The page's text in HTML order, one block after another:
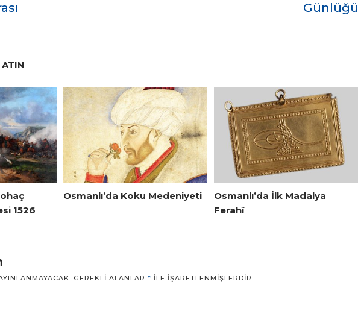
Günlüğü
1526
Osmanlı’da Koku Medeniyeti
Osmanlı’da İlk Madalya
Ferahî
GEREKLI ALANLAR * ILE IŞARETLENMIŞLERDIR